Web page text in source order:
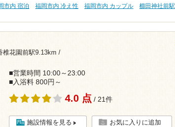
市内 宿泊 福岡市内 冷え性 福岡市内 カップル 櫛田神社前駅
椎花園前駅9.13km /
■営業時間 10:00～23:00
■入浴料 800円～
4.0 点 / 21件
施設情報を見る お気に入りに追加